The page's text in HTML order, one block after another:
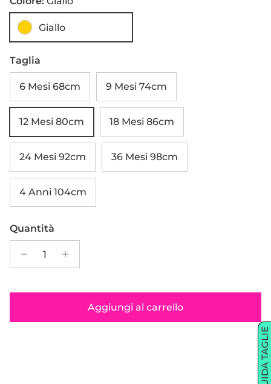
Giallo
Taglia
6 Mesi 68cm 9 Mesi 74cm
12 Mesi 80cm 18 Mesi 86cm
24 Mesi 92cm 36 Mesi 98cm
4 Anni 104cm
Quantità
Aggiungi al carrello
GUIDA TAGLIE